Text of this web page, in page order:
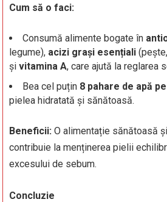
Cum să o faci:
Consumă alimente bogate în
legume), acizi grași esențiali
șivitamina A, care ajută la reglarea
Bea cel puțin 8 pahare de apă
pielea hidratată și sănătoasă.
Beneficii: O alimentație sănătoasă
contribuie la menținerea pielii
excesului de sebum.
Concluzie